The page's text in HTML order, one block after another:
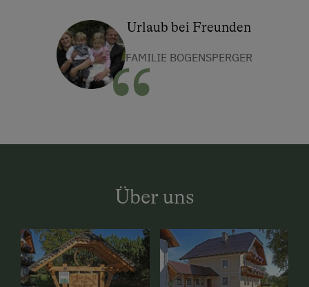
Urlaub bei Freunden
FAMILIE BOGENSPERGER
Über uns